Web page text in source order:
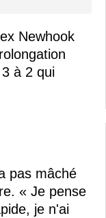
Newhook
à 2 qui
pas mâché
« Je pense
je n'ai